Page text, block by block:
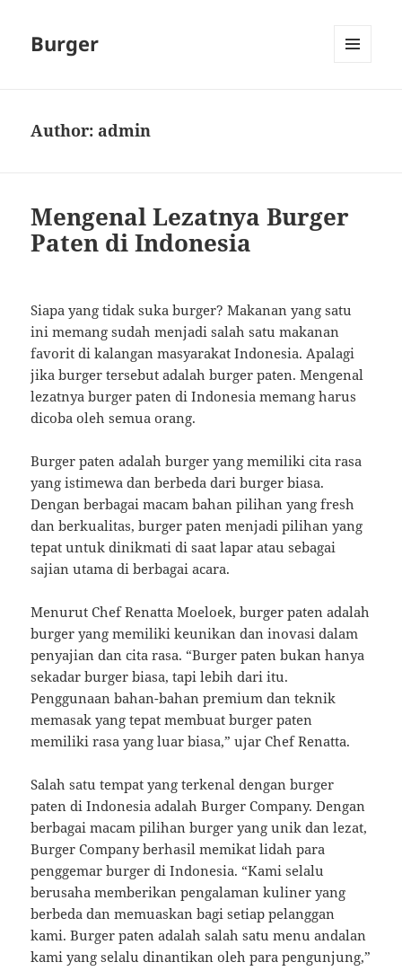
Burger
Author: admin
Mengenal Lezatnya Burger
Paten di Indonesia
Siapa yang tidak suka burger? Makanan yang satu
ini memang sudah menjadi salah satu makanan
favorit di kalangan masyarakat Indonesia. Apalagi
jika burger tersebut adalah burger paten. Mengenal
lezatnya burger paten di Indonesia memang harus
dicoba oleh semua orang.
Burger paten adalah burger yang memiliki cita rasa
yang istimewa dan berbeda dari burger biasa.
Dengan berbagai macam bahan pilihan yang fresh
dan berkualitas, burger paten menjadi pilihan yang
tepat untuk dinikmati di saat lapar atau sebagai
sajian utama di berbagai acara.
Menurut Chef Renatta Moeloek, burger paten adalah
burger yang memiliki keunikan dan inovasi dalam
penyajian dan cita rasa. “Burger paten bukan hanya
sekadar burger biasa, tapi lebih dari itu.
Penggunaan bahan-bahan premium dan teknik
memasak yang tepat membuat burger paten
memiliki rasa yang luar biasa,” ujar Chef Renatta.
Salah satu tempat yang terkenal dengan burger
paten di Indonesia adalah Burger Company. Dengan
berbagai macam pilihan burger yang unik dan lezat,
Burger Company berhasil memikat lidah para
penggemar burger di Indonesia. “Kami selalu
berusaha memberikan pengalaman kuliner yang
berbeda dan memuaskan bagi setiap pelanggan
kami. Burger paten adalah salah satu menu andalan
kami yang selalu dinantikan oleh para pengunjung,”